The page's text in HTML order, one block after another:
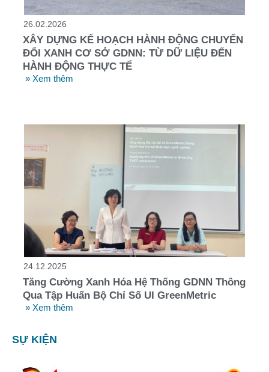
26.02.2026
XÂY DỰNG KẾ HOẠCH HÀNH ĐỘNG CHUYỂN
ĐỔI XANH CƠ SỞ GDNN: TỪ DỮ LIỆU ĐẾN
HÀNH ĐỘNG THỰC TẾ
» Xem thêm
24.12.2025
Tăng Cường Xanh Hóa Hệ Thống GDNN Thông
Qua Tập Huấn Bộ Chỉ Số UI GreenMetric
» Xem thêm
SỰ KIỆN